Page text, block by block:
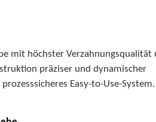
mit höchster Verzahnungsqualität
präziser und dynamischer
Easy-to-Use-System.